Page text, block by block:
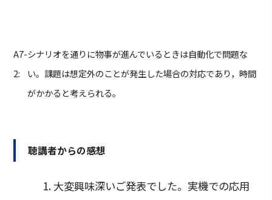
A7-
2:
シナリオを通りに物事が進んでいるときは自動化で問題な
い。課題は想定外のことが発生した場合の対応であり，時間
がかかると考えられる。
聴講者からの感想
大変興味深いご発表でした。実機での応用